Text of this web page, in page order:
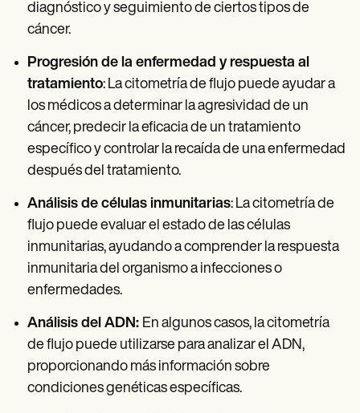
diagnóstico y seguimiento de ciertos tipos de
cáncer.
Progresión de la enfermedad y respuesta al
tratamiento: La citometría de flujo puede ayudar a
los médicos a determinar la agresividad de un
cáncer, predecir la eficacia de un tratamiento
específico y controlar la recaída de una enfermedad
después del tratamiento.
Análisis de células inmunitarias: La citometría de
flujo puede evaluar el estado de las células
inmunitarias, ayudando a comprender la respuesta
inmunitaria del organismo a infecciones o
enfermedades.
Análisis del ADN: En algunos casos, la citometría
de flujo puede utilizarse para analizar el ADN,
proporcionando más información sobre
condiciones genéticas específicas.